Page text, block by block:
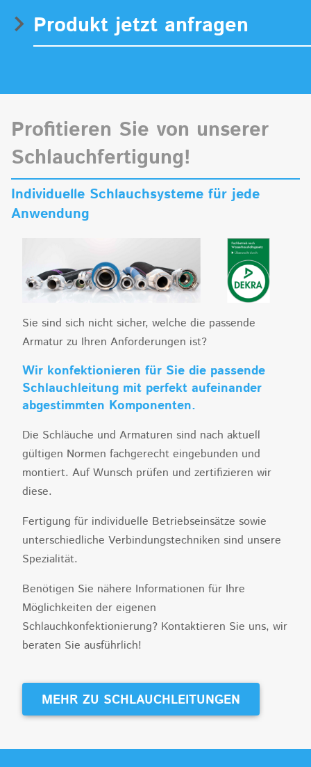
Produkt jetzt anfragen
Profitieren Sie von unserer
Schlauchfertigung!
Individuelle Schlauchsysteme für jede
Anwendung
Sie sind sich nicht sicher, welche die passende
Armatur zu Ihren Anforderungen ist?
Wir konfektionieren für Sie die passende
Schlauchleitung mit perfekt aufeinander
abgestimmten Komponenten.
Die Schläuche und Armaturen sind nach aktuell
gültigen Normen fachgerecht eingebunden und
montiert. Auf Wunsch prüfen und zertifizieren wir
diese.
Fertigung für individuelle Betriebseinsätze sowie
unterschiedliche Verbindungstechniken sind unsere
Spezialität.
Benötigen Sie nähere Informationen für Ihre
Möglichkeiten der eigenen
Schlauchkonfektionierung? Kontaktieren Sie uns, wir
beraten Sie ausführlich!
MEHR ZU SCHLAUCHLEITUNGEN